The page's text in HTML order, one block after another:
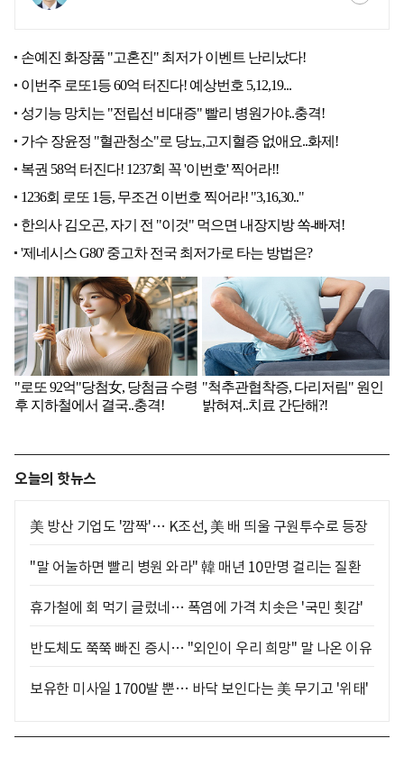
오늘의 핫뉴스
美 방산 기업도 '깜짝'… K조선, 美 배 띄울 구원투수로 등장
"말 어눌하면 빨리 병원 와라" 韓 매년 10만명 걸리는 질환
휴가철에 회 먹기 글렀네… 폭염에 가격 치솟은 '국민 횟감'
반도체도 쭉쭉 빠진 증시… "외인이 우리 희망" 말 나온 이유
보유한 미사일 1700발 뿐… 바닥 보인다는 美 무기고 '위태'